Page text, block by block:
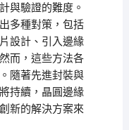
與驗證的難度。
多種對策，包括
設計、引入邊緣
而，這些方法各
隨著先進封裝與
持續，晶圓邊緣
新的解決方案來